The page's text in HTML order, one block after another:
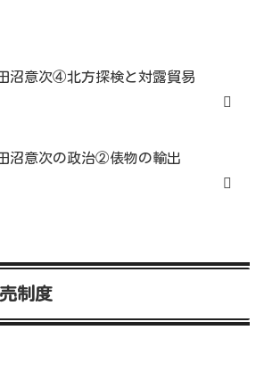
沼意次④北方探検と対露貿易
沼意次の政治②俵物の輸出
制度